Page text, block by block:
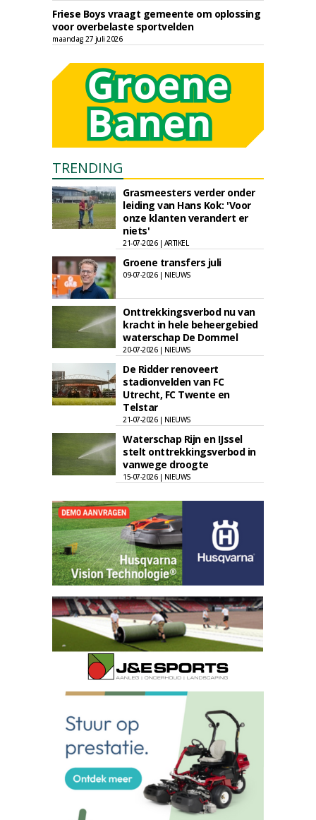
Friese Boys vraagt gemeente om oplossing
voor overbelaste sportvelden
maandag 27 juli 2026
TRENDING
Grasmeesters verder onder
leiding van Hans Kok: 'Voor
onze klanten verandert er
niets'
21-07-2026 | ARTIKEL
Groene transfers juli
09-07-2026 | NIEUWS
Onttrekkingsverbod nu van
kracht in hele beheergebied
waterschap De Dommel
20-07-2026 | NIEUWS
De Ridder renoveert
stadionvelden van FC
Utrecht, FC Twente en
Telstar
21-07-2026 | NIEUWS
Waterschap Rijn en IJssel
stelt onttrekkingsverbod in
vanwege droogte
15-07-2026 | NIEUWS